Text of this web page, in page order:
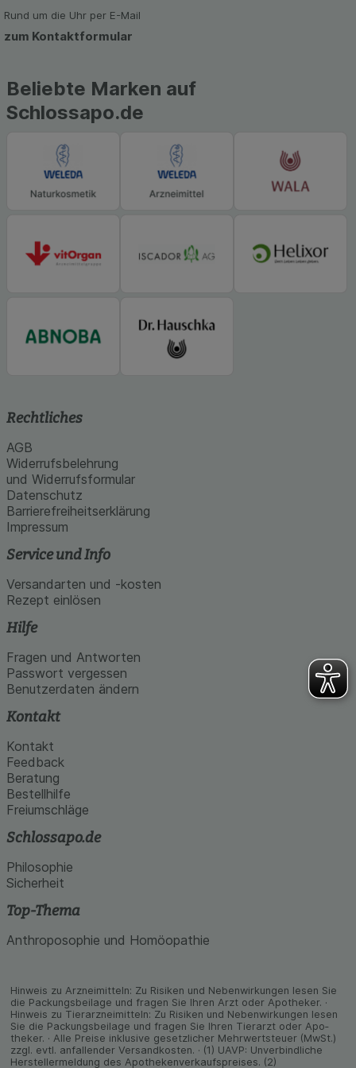
hierfür teilweise an Dritte wie z.B. Google oder
soziale Medien übertragen werden.
Rund um die Uhr per E-Mail
zum Kontaktformular
Beliebte Marken auf
Schlossapo.de
Rechtliches
AGB
Widerrufsbelehrung
und Widerrufsformular
Datenschutz
Barrierefreiheitserklärung
Impressum
Service und Info
Versandarten und -kosten
Rezept einlösen
Hilfe
Fragen und Antworten
Passwort vergessen
Benutzerdaten ändern
Kontakt
Kontakt
Feedback
Beratung
Bestellhilfe
Freiumschläge
Schlossapo.de
Philosophie
Sicherheit
Top-Thema
Anthroposophie und Homöopathie
Hinweis zu Arzneimitteln: Zu Risiken und Neben­wirkungen lesen Sie
die Packungs­beilage und fragen Sie Ihren Arzt oder Apo­theker. ·
Hinweis zu Tier­arz­nei­mitteln: Zu Risiken und Neben­wirkungen lesen
Sie die Packungs­beilage und fragen Sie Ihren Tier­arzt oder Apo­
theker. · Alle Preise inklusive gesetz­licher Mehrwertsteuer (MwSt.)
zzgl. evtl. anfallender Versand­kosten. · (1) UAVP: Unverbindliche
Herstellermeldung des Apothekenverkaufspreises. (2)